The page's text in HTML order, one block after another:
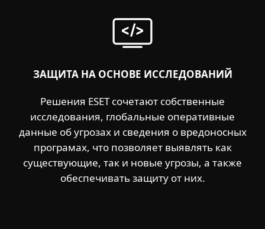
ЗАЩИТА НА ОСНОВЕ ИССЛЕДОВАНИЙ
Решения ESET сочетают собственные
исследования, глобальные оперативные
данные об угрозах и сведения о вредоносных
програмах, что позволяет выявлять как
существующие, так и новые угрозы, а также
обеспечивать защиту от них.